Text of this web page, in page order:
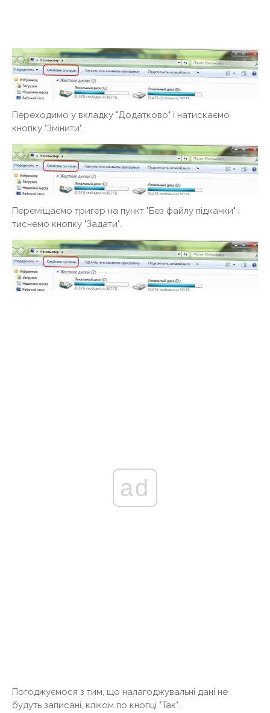
Переходимо у вкладку "Додатково" і натискаємо
кнопку "Змінити".
Переміщаємо тригер на пункт "Без файлу підкачки" і
тиснемо кнопку "Задати".
ad
Погоджуємося з тим, що налагоджувальні дані не
будуть записані, кліком по кнопці "Так".